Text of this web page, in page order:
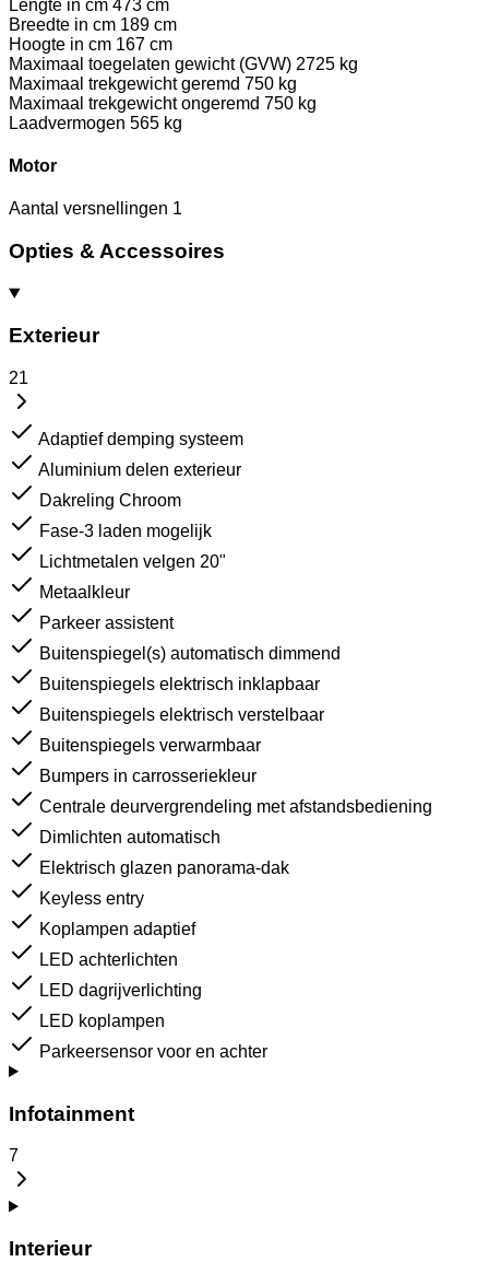
Lengte in cm 473 cm
Breedte in cm 189 cm
Hoogte in cm 167 cm
Maximaal toegelaten gewicht (GVW) 2725 kg
Maximaal trekgewicht geremd 750 kg
Maximaal trekgewicht ongeremd 750 kg
Laadvermogen 565 kg
Motor
Aantal versnellingen 1
Opties & Accessoires
Exterieur
21
Adaptief demping systeem
Aluminium delen exterieur
Dakreling Chroom
Fase-3 laden mogelijk
Lichtmetalen velgen 20"
Metaalkleur
Parkeer assistent
Buitenspiegel(s) automatisch dimmend
Buitenspiegels elektrisch inklapbaar
Buitenspiegels elektrisch verstelbaar
Buitenspiegels verwarmbaar
Bumpers in carrosseriekleur
Centrale deurvergrendeling met afstandsbediening
Dimlichten automatisch
Elektrisch glazen panorama-dak
Keyless entry
Koplampen adaptief
LED achterlichten
LED dagrijverlichting
LED koplampen
Parkeersensor voor en achter
Infotainment
7
Interieur